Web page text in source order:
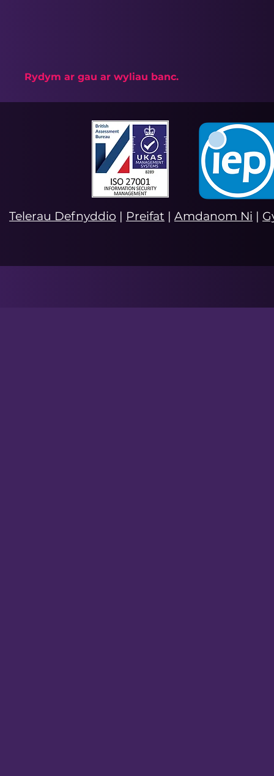
Telerau Defnyddio | Preifat | Amdanom Ni |
Rydym ar gau ar wyliau banc.